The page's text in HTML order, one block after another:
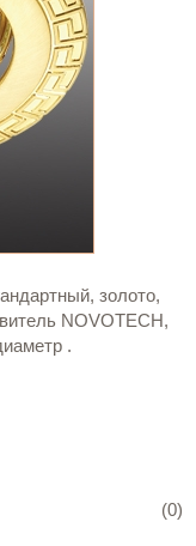
золото,
NOVOTECH,
.
(0)